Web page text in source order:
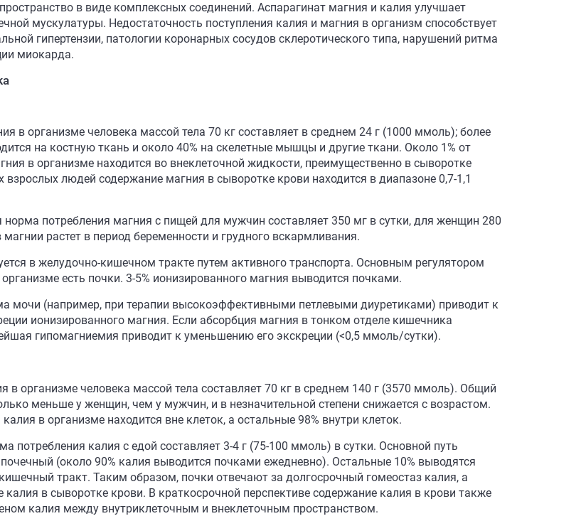
в виде комплексных соединений. Аспарагинат магния и калия улучшает
мускулатуры. Недостаточность поступления калия и магния в организм способствует
гипертензии, патологии коронарных сосудов склеротического типа, нарушений ритма
миокарда.
в организме человека массой тела 70 кг составляет в среднем 24 г (1000 ммоль); более
на костную ткань и около 40% на скелетные мышцы и другие ткани. Около 1% от
в организме находится во внеклеточной жидкости, преимущественно в сыворотке
взрослых людей содержание магния в сыворотке крови находится в диапазоне 0,7-1,1
потребления магния с пищей для мужчин составляет 350 мг в сутки, для женщин 280
растет в период беременности и грудного вскармливания.
в желудочно-кишечном тракте путем активного транспорта. Основным регулятором
есть почки. 3-5% ионизированного магния выводится почками.
мочи (например, при терапии высокоэффективными петлевыми диуретиками) приводит к
ионизированного магния. Если абсорбция магния в тонком отделе кишечника
гипомагниемия приводит к уменьшению его экскреции (<0,5 ммоль/сутки).
в организме человека массой тела составляет 70 кг в среднем 140 г (3570 ммоль). Общий
меньше у женщин, чем у мужчин, и в незначительной степени снижается с возрастом.
в организме находится вне клеток, а остальные 98% внутри клеток.
потребления калия с едой составляет 3-4 г (75-100 ммоль) в сутки. Основной путь
(около 90% калия выводится почками ежедневно). Остальные 10% выводятся
тракт. Таким образом, почки отвечают за долгосрочный гомеостаз калия, а
калия в сыворотке крови. В краткосрочной перспективе содержание калия в крови также
калия между внутриклеточным и внеклеточным пространством.